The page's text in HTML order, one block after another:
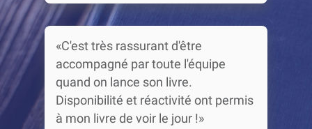
«C'est très rassurant d'être
accompagné par toute l'équipe
quand on lance son livre.
Disponibilité et réactivité ont permis
à mon livre de voir le jour !»